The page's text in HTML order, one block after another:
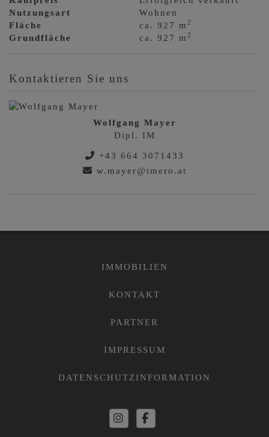
Nutzungsart
Wohnen
Fläche
ca. 927 m2
Grundfläche ca. 927 m2
Kontaktieren Sie uns
Wolfgang Mayer
Dipl. IM
+43 664 3071433
w.mayer@imero.at
IMMOBILIEN
KONTAKT
PARTNER
IMPRESSUM
DATENSCHUTZINFORMATION